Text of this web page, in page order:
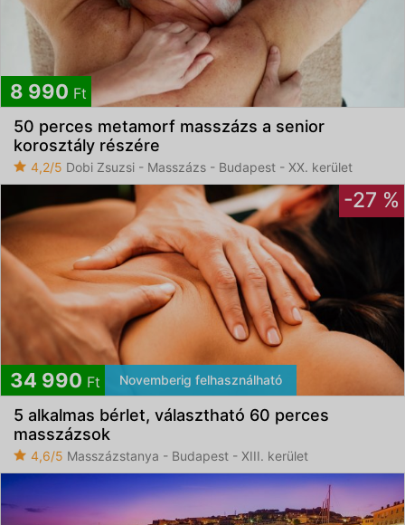
8 990 Ft
50 perces metamorf masszázs a senior
korosztály részére
4,2/5 Dobi Zsuzsi - Masszázs - Budapest - XX. kerület
-27 %
34 990 Ft Novemberig felhasználható
5 alkalmas bérlet, választható 60 perces
masszázsok
4,6/5 Masszázstanya - Budapest - XIII. kerület